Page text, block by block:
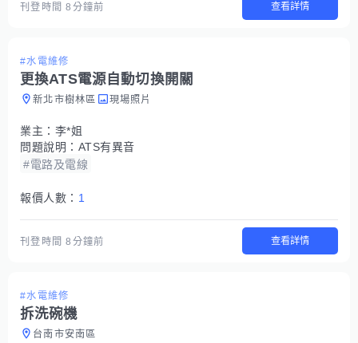
刊登時間8分鐘前 查看詳情
#水電維修
更換ATS電源自動切換開關
新北市樹林區 現場照片
業主： 李*姐
問題說明： ATS有異音
#電路及電線
報價人數： 1
刊登時間8分鐘前 查看詳情
#水電維修
拆洗碗機
台南市安南區